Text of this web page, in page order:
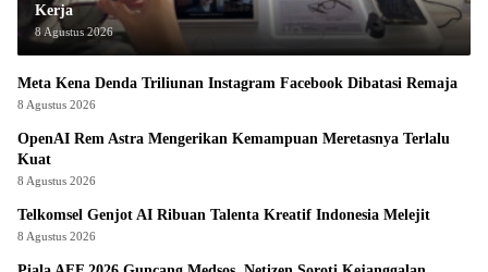
Kerja
8 Agustus 2026
Meta Kena Denda Triliunan Instagram Facebook Dibatasi Remaja
8 Agustus 2026
OpenAI Rem Astra Mengerikan Kemampuan Meretasnya Terlalu
Kuat
8 Agustus 2026
Telkomsel Genjot AI Ribuan Talenta Kreatif Indonesia Melejit
8 Agustus 2026